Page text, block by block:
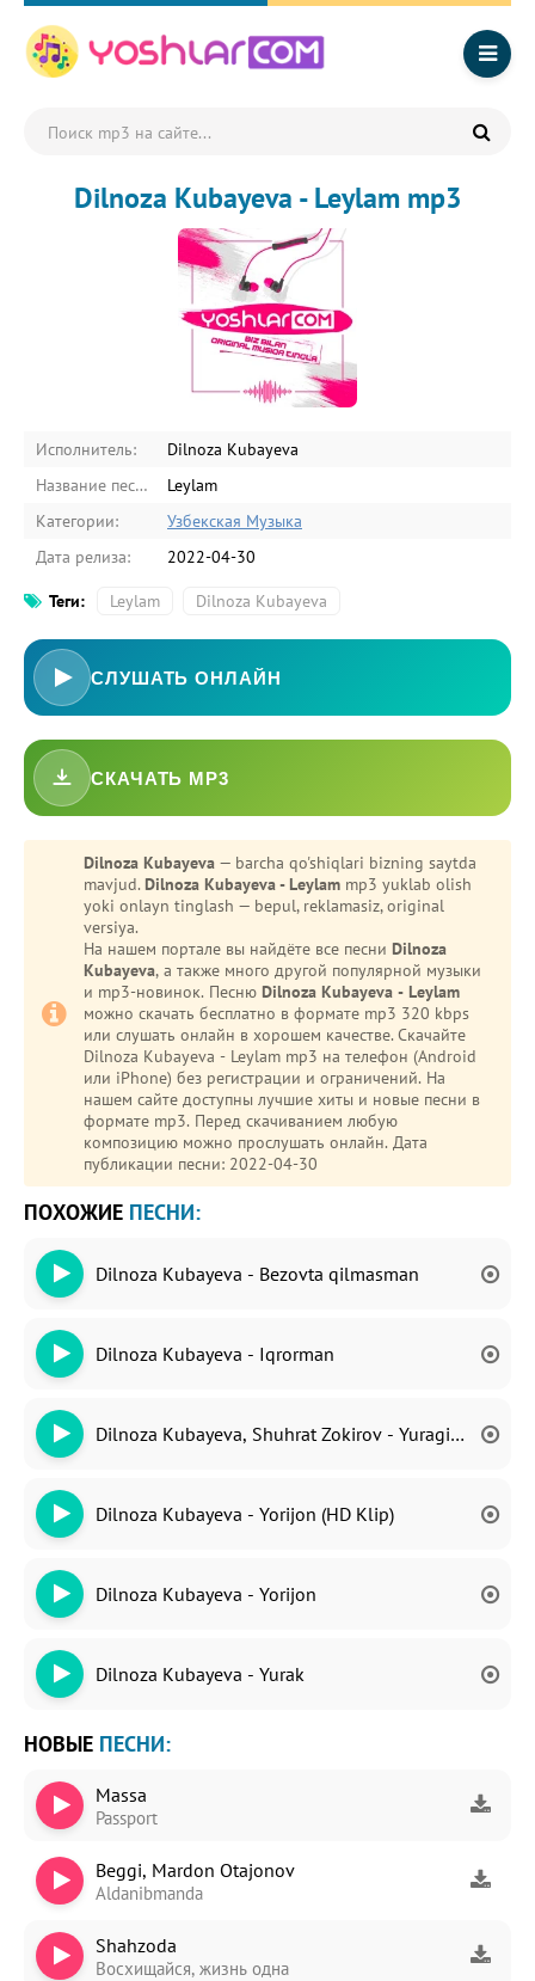
Dilnoza Kubayeva - Leylam mp3
Исполнитель:
Dilnoza Kubayeva
Название песни:
Leylam
Категории:
Узбекская Музыка
Дата релиза:
2022-04-30
Теги: Leylam Dilnoza Kubayeva
СЛУШАТЬ ОНЛАЙН
СКАЧАТЬ MP3
Dilnoza Kubayeva — barcha qo'shiqlari bizning saytda
mavjud. Dilnoza Kubayeva - Leylam mp3 yuklab olish
yoki onlayn tinglash — bepul, reklamasiz, original
versiya.
На нашем портале вы найдёте все песни Dilnoza
Kubayeva, а также много другой популярной музыки
и mp3-новинок. Песню Dilnoza Kubayeva - Leylam
можно скачать бесплатно в формате mp3 320 kbps
или слушать онлайн в хорошем качестве. Скачайте
Dilnoza Kubayeva - Leylam mp3 на телефон (Android
или iPhone) без регистрации и ограничений. На
нашем сайте доступны лучшие хиты и новые песни в
формате mp3. Перед скачиванием любую
композицию можно прослушать онлайн. Дата
публикации песни: 2022-04-30
ПОХОЖИЕ ПЕСНИ:
Dilnoza Kubayeva - Bezovta qilmasman
Dilnoza Kubayeva - Iqrorman
Dilnoza Kubayeva, Shuhrat Zokirov - Yuragim Sezdi
Dilnoza Kubayeva - Yorijon (HD Klip)
Dilnoza Kubayeva - Yorijon
Dilnoza Kubayeva - Yurak
НОВЫЕ ПЕСНИ:
Massa
Passport
Beggi, Mardon Otajonov
Aldanibmanda
Shahzoda
Восхищайся, жизнь одна